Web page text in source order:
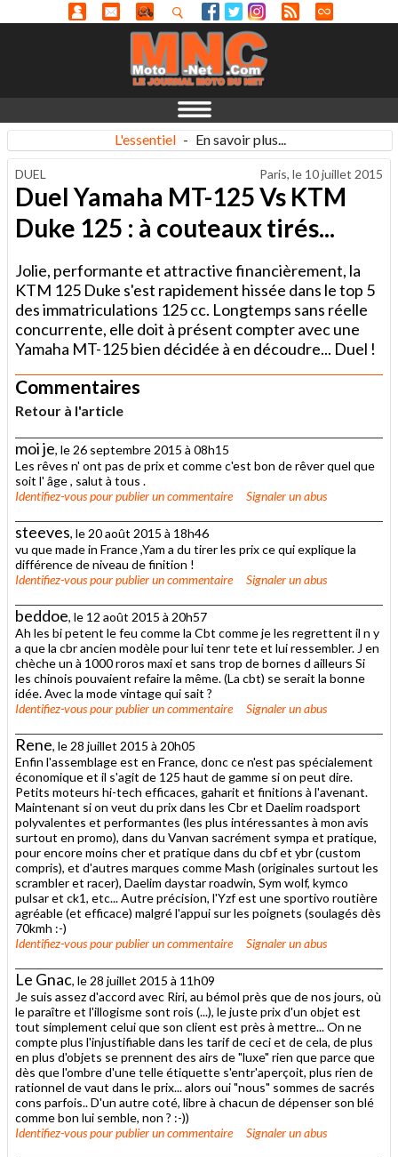
L'essentiel - En savoir plus...
DUEL Paris, le 10 juillet 2015
Duel Yamaha MT-125 Vs KTM
Duke 125 : à couteaux tirés...
Jolie, performante et attractive financièrement, la
KTM 125 Duke s'est rapidement hissée dans le top 5
des immatriculations 125 cc. Longtemps sans réelle
concurrente, elle doit à présent compter avec une
Yamaha MT-125 bien décidée à en découdre... Duel !
Commentaires
Retour à l'article
moi je, le 26 septembre 2015 à 08h15
Les rêves n' ont pas de prix et comme c'est bon de rêver quel que
soit l' âge , salut à tous .
Identifiez-vouspour publier un commentaire Signaler un abus
steeves, le 20 août 2015 à 18h46
vu que made in France ,Yam a du tirer les prix ce qui explique la
différence de niveau de finition !
Identifiez-vouspour publier un commentaire Signaler un abus
beddoe, le 12 août 2015 à 20h57
Ah les bi petent le feu comme la Cbt comme je les regrettent il n y
a que la cbr ancien modèle pour lui tenr tete et lui ressembler. J en
chèche un à 1000 roros maxi et sans trop de bornes d ailleurs Si
les chinois pouvaient refaire la même. (La cbt) se serait la bonne
idée. Avec la mode vintage qui sait ?
Identifiez-vouspour publier un commentaire Signaler un abus
Rene, le 28 juillet 2015 à 20h05
Enfin l'assemblage est en France, donc ce n'est pas spécialement
économique et il s'agit de 125 haut de gamme si on peut dire.
Petits moteurs hi-tech efficaces, gaharit et finitions à l'avenant.
Maintenant si on veut du prix dans les Cbr et Daelim roadsport
polyvalentes et performantes (les plus intéressantes à mon avis
surtout en promo), dans du Vanvan sacrément sympa et pratique,
pour encore moins cher et pratique dans du cbf et ybr (custom
compris), et d'autres marques comme Mash (originales surtout les
scrambler et racer), Daelim daystar roadwin, Sym wolf, kymco
pulsar et ck1, etc... Autre précision, l'Yzf est une sportivo routière
agréable (et efficace) malgré l'appui sur les poignets (soulagés dès
70kmh :-)
Identifiez-vouspour publier un commentaire Signaler un abus
Le Gnac, le 28 juillet 2015 à 11h09
Je suis assez d'accord avec Riri, au bémol près que de nos jours, où
le paraître et l'illogisme sont rois (...), le juste prix d'un objet est
tout simplement celui que son client est près à mettre... On ne
compte plus l'injustifiable dans les tarif de ceci et de cela, de plus
en plus d'objets se prennent des airs de "luxe" rien que parce que
dès que l'ombre d'une telle étiquette s'entr'aperçoit, plus rien de
rationnel de vaut dans le prix... alors oui "nous" sommes de sacrés
cons parfois.. D'un autre coté, libre à chacun de dépenser son blé
comme bon lui semble, non ? :-))
Identifiez-vouspour publier un commentaire Signaler un abus